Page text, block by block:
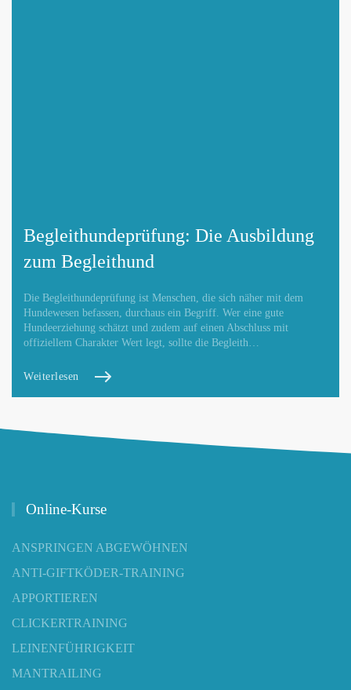
Begleithundeprüfung: Die Ausbildung
zum Begleithund
Die Begleithundeprüfung ist Menschen, die sich näher mit dem
Hundewesen befassen, durchaus ein Begriff. Wer eine gute
Hundeerziehung schätzt und zudem auf einen Abschluss mit
offiziellem Charakter Wert legt, sollte die Begleith…
Weiterlesen
Online-Kurse
ANSPRINGEN ABGEWÖHNEN
ANTI-GIFTKÖDER-TRAINING
APPORTIEREN
CLICKERTRAINING
LEINENFÜHRIGKEIT
MANTRAILING